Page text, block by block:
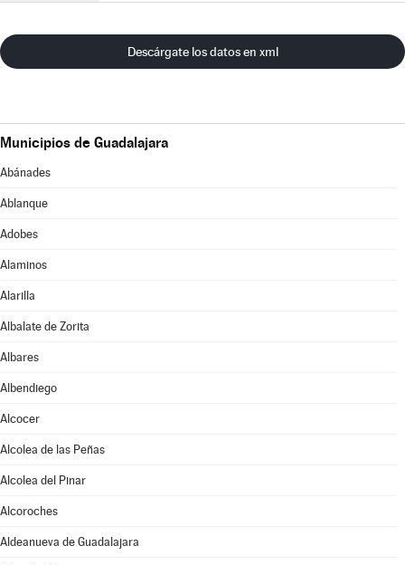
Descárgate los datos en xml
Municipios de Guadalajara
Abánades
Ablanque
Adobes
Alaminos
Alarilla
Albalate de Zorita
Albares
Albendiego
Alcocer
Alcolea de las Peñas
Alcolea del Pinar
Alcoroches
Aldeanueva de Guadalajara